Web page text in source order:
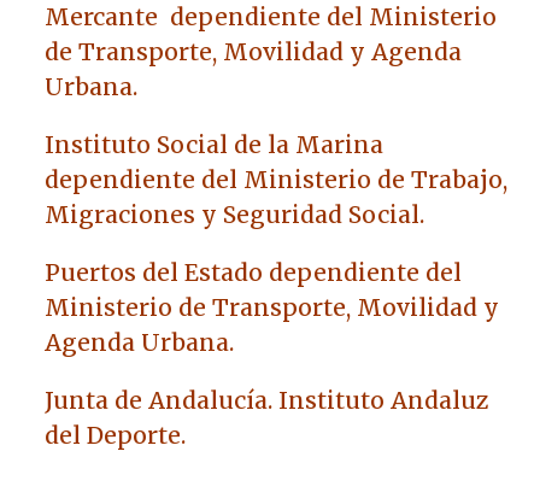
Mercante dependiente del Ministerio
de Transporte, Movilidad y Agenda
Urbana.
Instituto Social de la Marina
dependiente del Ministerio de Trabajo,
Migraciones y Seguridad Social.
Puertos del Estado dependiente del
Ministerio de Transporte, Movilidad y
Agenda Urbana.
Junta de Andalucía. Instituto Andaluz
del Deporte.